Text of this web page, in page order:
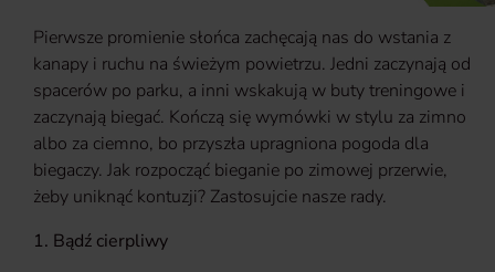
Pierwsze promienie słońca zachęcają nas do wstania z
kanapy i ruchu na świeżym powietrzu. Jedni zaczynają od
spacerów po parku, a inni wskakują w buty treningowe i
zaczynają biegać. Kończą się wymówki w stylu za zimno
albo za ciemno, bo przyszła upragniona pogoda dla
biegaczy. Jak rozpocząć bieganie po zimowej przerwie,
żeby uniknąć kontuzji? Zastosujcie nasze rady.
1. Bądź cierpliwy